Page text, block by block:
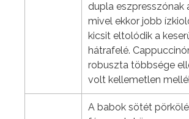
dupla eszpresszónak
mivel ekkor jobb
kicsit eltolódik a
hátrafelé.
robuszta többsége
volt kellemetlen
A babok sötét